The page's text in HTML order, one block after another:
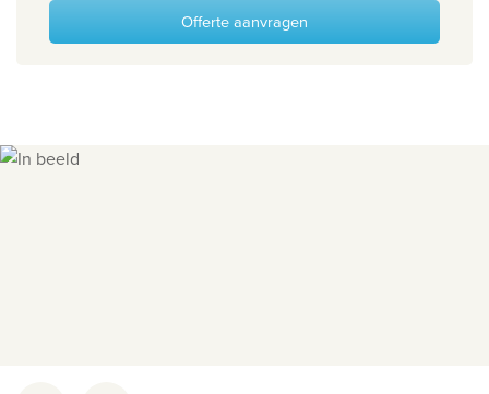
Offerte aanvragen
Slide 1 of 4